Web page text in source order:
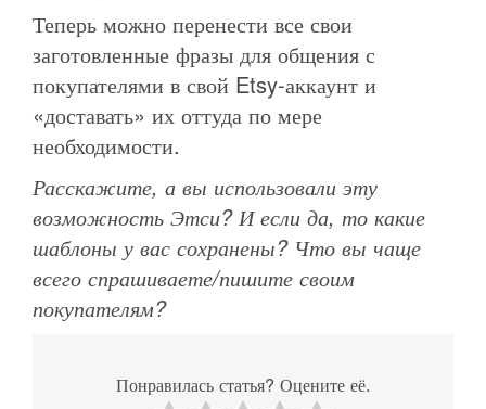
Теперь можно перенести все свои
заготовленные фразы для общения с
покупателями в свой Etsy-аккаунт и
«доставать» их оттуда по мере
необходимости.
Расскажите, а вы использовали эту
возможность Этси? И если да, то какие
шаблоны у вас сохранены? Что вы чаще
всего спрашиваете/пишите своим
покупателям?
Понравилась статья? Оцените её.